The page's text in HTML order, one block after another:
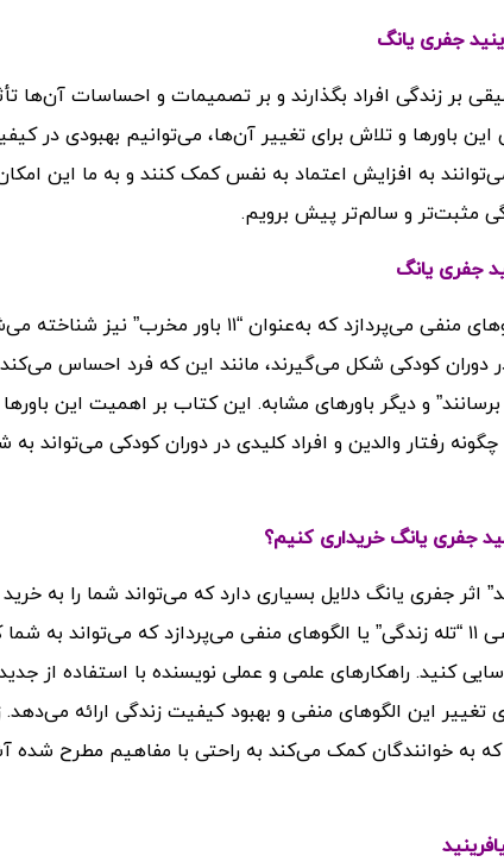
جفری یانگ
بر زندگی افراد بگذارند و بر تصمیمات و احساسات آن‌ها
باورها و تلاش برای تغییر آن‌ها، می‌توانیم بهبودی در
به افزایش اعتماد به نفس کمک کنند و به ما این
مثبت‌تر و سالم‌تر پیش برویم.
جفری یانگ
این کتاب به بررسی ۱۱ “تله زندگی” یا الگوهای منفی می‌پردازد که
کودکی شکل می‌گیرند، مانند این که فرد احساس می‌کند
و دیگر باورهای مشابه. این کتاب بر اهمیت این
رفتار والدین و افراد کلیدی در دوران کودکی می‌تواند
جفری یانگ خریداری کنیم؟
اثر جفری یانگ دلایل بسیاری دارد که می‌تواند شما را به
شناخت تله‌های زندگی این کتاب به بررسی ۱۱ “تله زندگی” یا الگوهای منفی می‌پردازد که
کنید. راهکارهای علمی و عملی نویسنده با استفاده از
تغییر این الگوهای منفی و بهبود کیفیت زندگی ارائه
به خوانندگان کمک می‌کند به راحتی با مفاهیم مطرح شده